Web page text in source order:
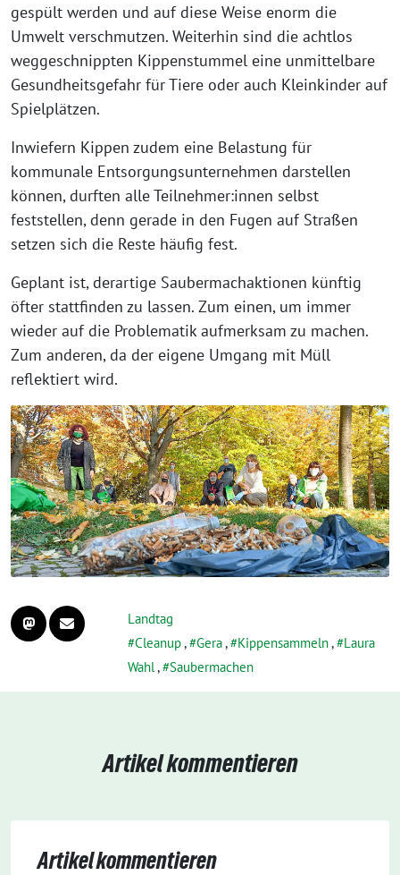
gespült werden und auf diese Weise enorm die
Umwelt verschmutzen. Weiterhin sind die achtlos
weggeschnippten Kippenstummel eine unmittelbare
Gesundheitsgefahr für Tiere oder auch Kleinkinder auf
Spielplätzen.
Inwiefern Kippen zudem eine Belastung für
kommunale Entsorgungsunternehmen darstellen
können, durften alle Teilnehmer:innen selbst
feststellen, denn gerade in den Fugen auf Straßen
setzen sich die Reste häufig fest.
Geplant ist, derartige Saubermachaktionen künftig
öfter stattfinden zu lassen. Zum einen, um immer
wieder auf die Problematik aufmerksam zu machen.
Zum anderen, da der eigene Umgang mit Müll
reflektiert wird.
Landtag
Cleanup, Gera, Kippensammeln,
Laura
Wahl, Saubermachen
Artikel kommentieren
Artikel kommentieren